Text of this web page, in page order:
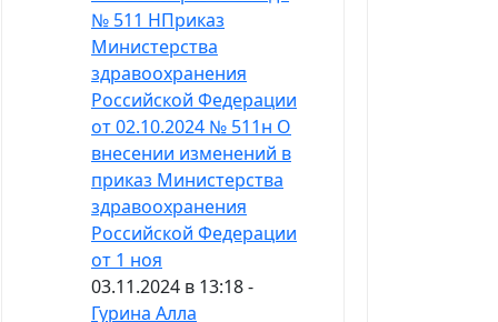
№ 511 НПриказ
Министерства
здравоохранения
Российской Федерации
от 02.10.2024 № 511н О
внесении изменений в
приказ Министерства
здравоохранения
Российской Федерации
от 1 ноя
03.11.2024 в 13:18 -
Гурина Алла